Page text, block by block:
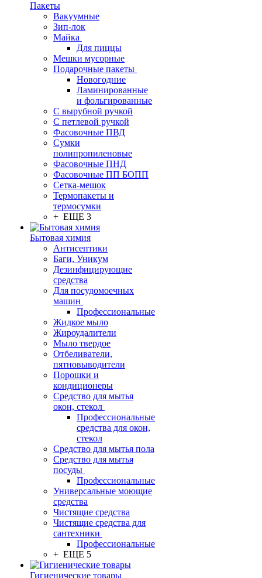
Пакеты
Вакуумные
Зип-лок
Майка
Для пиццы
Мешки мусорные
Подарочные пакеты
Новогодние
Ламинированные
и фольгированные
С вырубной ручкой
С петлевой ручкой
Фасовочные ПВД
Сумки
полипропиленовые
Фасовочные ПНД
Фасовочные ПП БОПП
Сетка-мешок
Термопакеты и
термосумки
+ ЕЩЕ 3
Бытовая химия
Антисептики
Баги, Уникум
Дезинфицирующие
средства
Для посудомоечных
машин
Профессиональные
Жидкое мыло
Жироудалители
Мыло твердое
Отбеливатели,
пятновыводители
Порошки и
кондиционеры
Средство для мытья
окон, стекол
Профессиональные
средства для окон,
стекол
Средство для мытья пола
Средство для мытья
посуды
Профессиональные
Универсальные моющие
средства
Чистящие средства
Чистящие средства для
сантехники
Профессиональные
+ ЕЩЕ 5
Гигиенические товары